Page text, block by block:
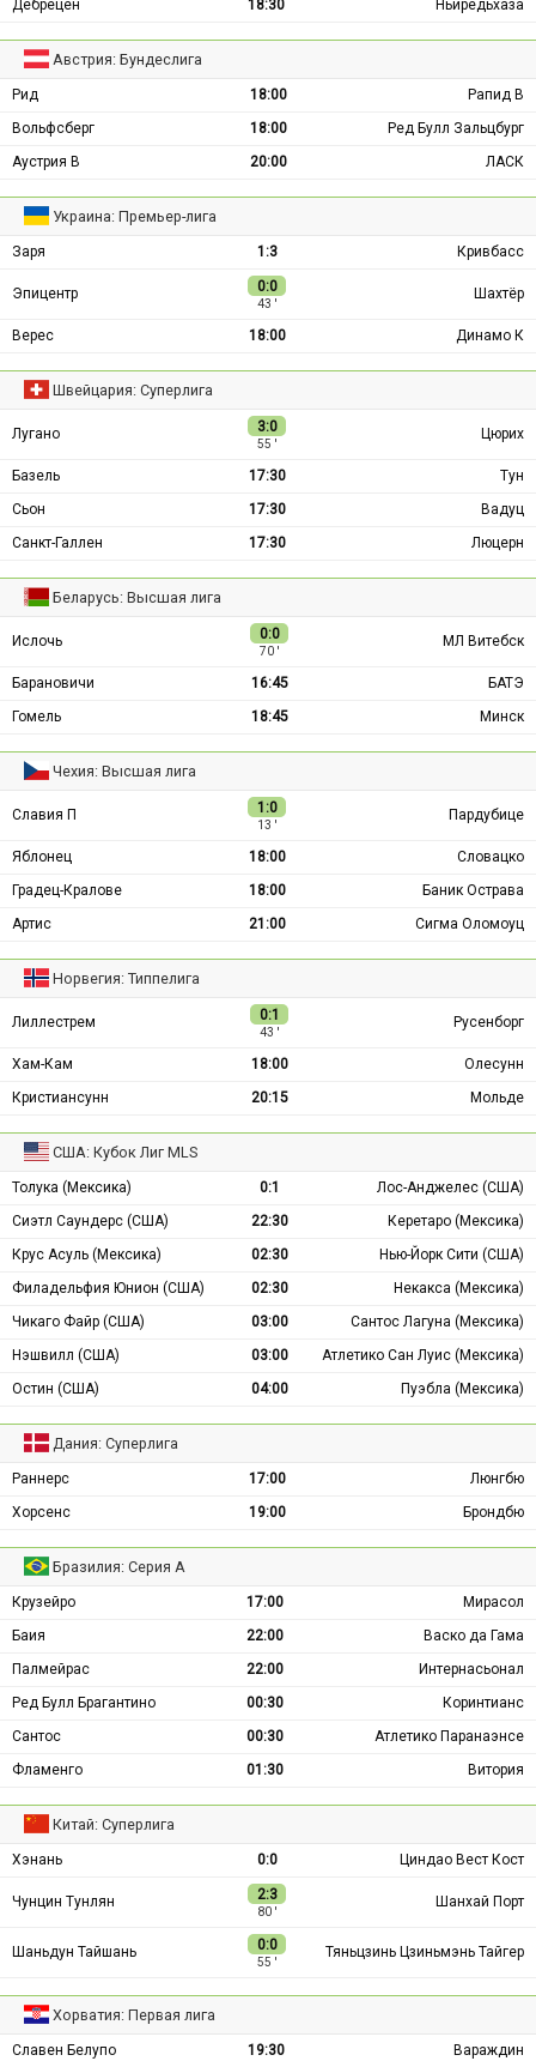
Дебрецен 18:30 Ньиредьхаза
Австрия: Бундеслига
Рид 18:00
Рапид В
Вольфсберг
18:00
Ред Булл Зальцбург
Аустрия В
20:00 ЛАСК
Украина: Премьер-лига
Заря 1:3 Кривбасс
Эпицентр 0:0
43 ′
Шахтёр
Верес 18:00 Динамо К
Швейцария: Суперлига
Лугано 3:0
55 ′
Цюрих
Базель 17:30
Тун
Сьон
17:30
Вадуц
Санкт-Галлен
17:30 Люцерн
Беларусь: Высшая лига
Ислочь 0:0
70 ′
МЛ Витебск
Барановичи 16:45
БАТЭ
Гомель
18:45 Минск
Чехия: Высшая лига
Славия П 1:0
13 ′
Пардубице
Яблонец 18:00
Словацко
Градец-Кралове
18:00
Баник Острава
Артис
21:00 Сигма Оломоуц
Норвегия: Типпелига
Лиллестрем 0:1
43 ′
Русенборг
Хам-Кам 18:00
Олесунн
Кристиансунн
20:15 Мольде
США: Кубок Лиг MLS
Толука (Мексика) 0:1
Лос-Анджелес (США)
Сиэтл Саундерс (США)
22:30
Керетаро (Мексика)
Крус Асуль (Мексика)
02:30
Нью-Йорк Сити (США)
Филадельфия Юнион (США)
02:30
Некакса (Мексика)
Чикаго Файр (США)
03:00
Сантос Лагуна (Мексика)
Нэшвилл (США)
03:00
Атлетико Сан Луис (Мексика)
Остин (США)
04:00 Пуэбла (Мексика)
Дания: Суперлига
Раннерс 17:00
Люнгбю
Хорсенс
19:00 Брондбю
Бразилия: Серия А
Крузейро 17:00
Мирасол
Баия
22:00
Васко да Гама
Палмейрас
22:00
Интернасьонал
Ред Булл Брагантино
00:30
Коринтианс
Сантос
00:30
Атлетико Паранаэнсе
Фламенго
01:30 Витория
Китай: Суперлига
Хэнань 0:0 Циндао Вест Кост
Чунцин Тунлян 2:3
80 ′
Шанхай Порт
Шаньдун Тайшань 0:0
55 ′
Тяньцзинь Цзиньмэнь Тайгер
Хорватия: Первая лига
Славен Белупо 19:30
Вараждин